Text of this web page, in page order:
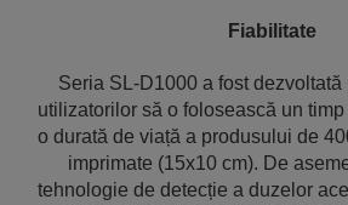
Fiabilitate
Seria SL-D1000 a fost dezvoltată
utilizatorilor să o folosească un
o durată de viață a produsului de
imprimate (15x10 cm). De
tehnologie de detecție a duzelor